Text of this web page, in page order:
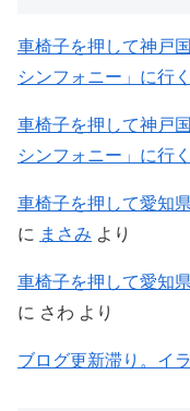
車椅子を押して神戸
シンフォニー」に行く
車椅子を押して神戸
シンフォニー」に行く
車椅子を押して愛知
に まさみ より
車椅子を押して愛知
に さわ より
ブログ更新滞り。イ